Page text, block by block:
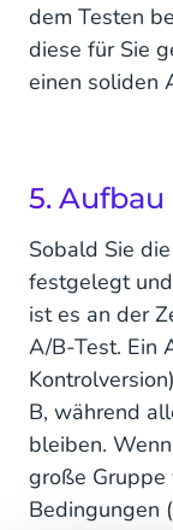
dem Testen
diese für Sie
einen soliden
5. Aufbau
Sobald Sie
festgelegt
ist es an der
A/B-Test. Ein
B, während
bleiben.
große Gruppe
Bedingungen